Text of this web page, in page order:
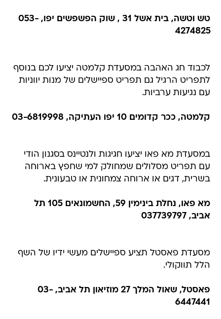
טש וטשה, בית אשל 31 , שוק הפשפשים יפו, 053-
4274825
לכבוד חג האהבה במסעדת קלמטה יציעו לכם בנוסף
לתפריט הרגיל גם תפריט ספיישלים של מנות יווניות
עם נגיעות ערביות.
קלמטה, ככר קדומים 10 יפו העתיקה, 03-6819998
במסעדת מא פאו יציעו חגיגות ולנטיינס בסגנון הודי
עם תפריט מסלולים שמחולק למי שחפץ בארוחה
בשרית, דגים או ארוחה צמחונית או טבעונית.
מא פאו, נחלת בינימין 59, החשמונאים 105 תל
אביב, 037739797
מסעדת פאסטל תציע ספיישלים מעשי ידיו של השף
הלל תווקולי.
פאסטל, שאול המלך 27 מוזיאון תל אביב, 03-
6447441